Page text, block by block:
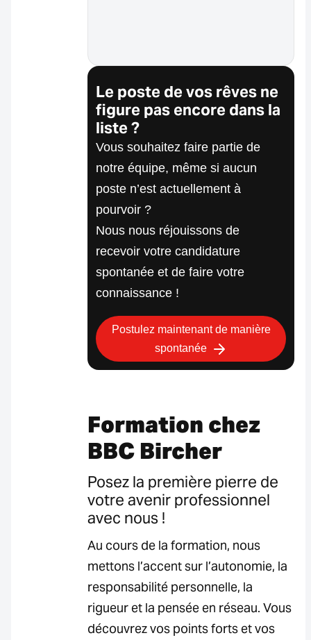
Le poste de vos rêves ne
figure pas encore dans la
liste ?
Vous souhaitez faire partie de
notre équipe, même si aucun
poste n’est actuellement à
pourvoir ?
Nous nous réjouissons de
recevoir votre candidature
spontanée et de faire votre
connaissance !
Postulez maintenant de manière
spontanée
Formation chez
BBC Bircher
Posez la première pierre de
votre avenir professionnel
avec nous !
Au cours de la formation, nous
mettons l’accent sur l’autonomie, la
responsabilité personnelle, la
rigueur et la pensée en réseau. Vous
découvrez vos points forts et vos